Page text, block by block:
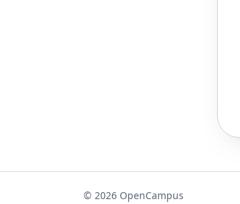
© 2026 OpenCampus